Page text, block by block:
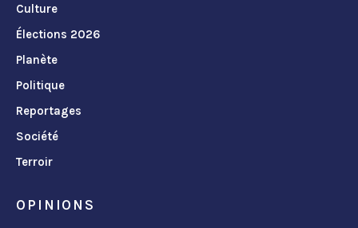
Culture
Élections 2026
Planète
Politique
Reportages
Société
Terroir
OPINIONS